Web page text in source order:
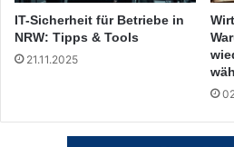
IT-Sicherheit für Betriebe in
NRW: Tipps & Tools
21.11.2025